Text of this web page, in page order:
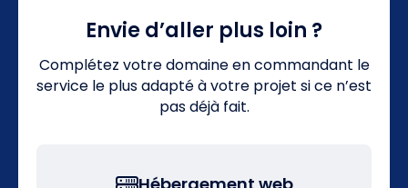
Envie d’aller plus loin ?
Complétez votre domaine en commandant le
service le plus adapté à votre projet si ce n’est
pas déjà fait.